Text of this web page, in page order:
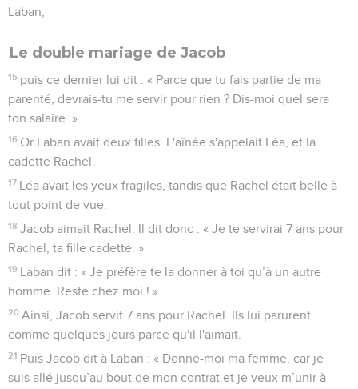
Laban,
Le double mariage de Jacob
15 puis ce dernier lui dit : « Parce que tu fais partie de ma
parenté, devrais-tu me servir pour rien ? Dis-moi quel sera
ton salaire. »
16 Or Laban avait deux filles. L'aînée s'appelait Léa, et la
cadette Rachel.
17 Léa avait les yeux fragiles, tandis que Rachel était belle à
tout point de vue.
18 Jacob aimait Rachel. Il dit donc : « Je te servirai 7 ans pour
Rachel, ta fille cadette. »
19 Laban dit : « Je préfère te la donner à toi qu’à un autre
homme. Reste chez moi ! »
20 Ainsi, Jacob servit 7 ans pour Rachel. Ils lui parurent
comme quelques jours parce qu'il l'aimait.
21 Puis Jacob dit à Laban : « Donne-moi ma femme, car je
suis allé jusqu’au bout de mon contrat et je veux m’unir à